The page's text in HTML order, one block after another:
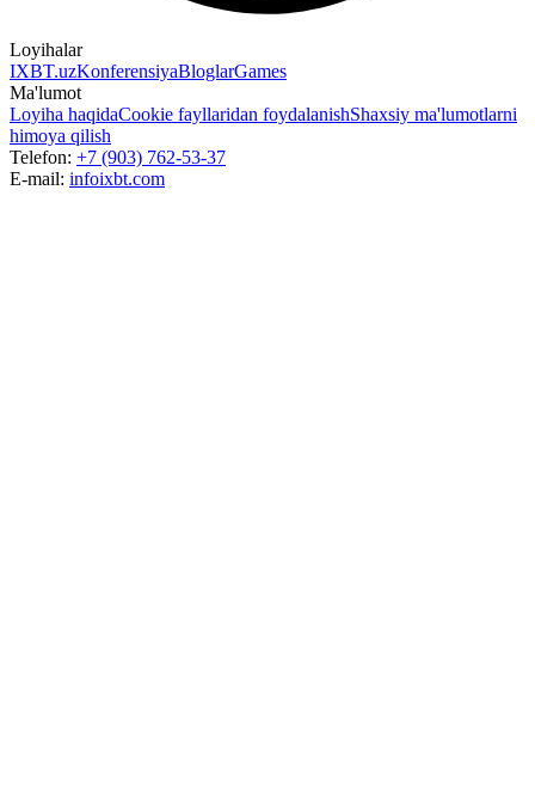
Loyihalar
IXBT.uzKonferensiyaBloglarGames
Ma'lumot
Loyiha haqidaCookie fayllaridan foydalanishShaxsiy ma'lumotlarni
himoya qilish
Telefon: +7 (903) 762-53-37
E-mail: infoixbt.com